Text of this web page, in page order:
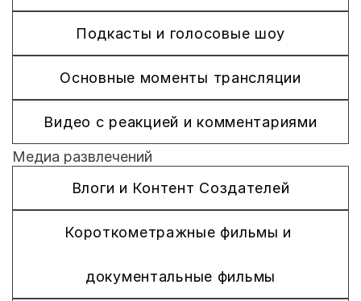
Медиа развлечений
Влоги и Контент Создателей
Короткометражные фильмы и
документальные фильмы
Подкасты и голосовые шоу
Основные моменты трансляции
Видео с реакцией и комментариями